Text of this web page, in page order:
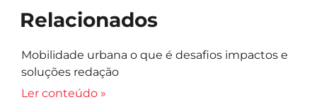
Relacionados
Mobilidade urbana o que é desafios impactos e
soluções redação
Ler conteúdo »